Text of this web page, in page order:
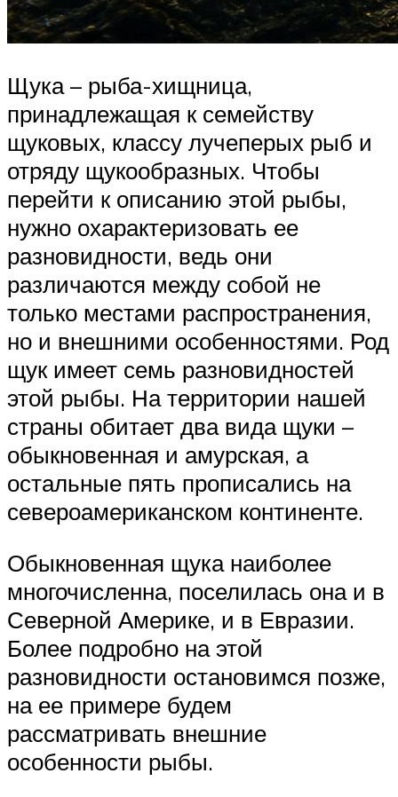
Щука – рыба-хищница,
принадлежащая к семейству
щуковых, классу лучеперых рыб и
отряду щукообразных. Чтобы
перейти к описанию этой рыбы,
нужно охарактеризовать ее
разновидности, ведь они
различаются между собой не
только местами распространения,
но и внешними особенностями. Род
щук имеет семь разновидностей
этой рыбы. На территории нашей
страны обитает два вида щуки –
обыкновенная и амурская, а
остальные пять прописались на
североамериканском континенте.
Обыкновенная щука наиболее
многочисленна, поселилась она и в
Северной Америке, и в Евразии.
Более подробно на этой
разновидности остановимся позже,
на ее примере будем
рассматривать внешние
особенности рыбы.